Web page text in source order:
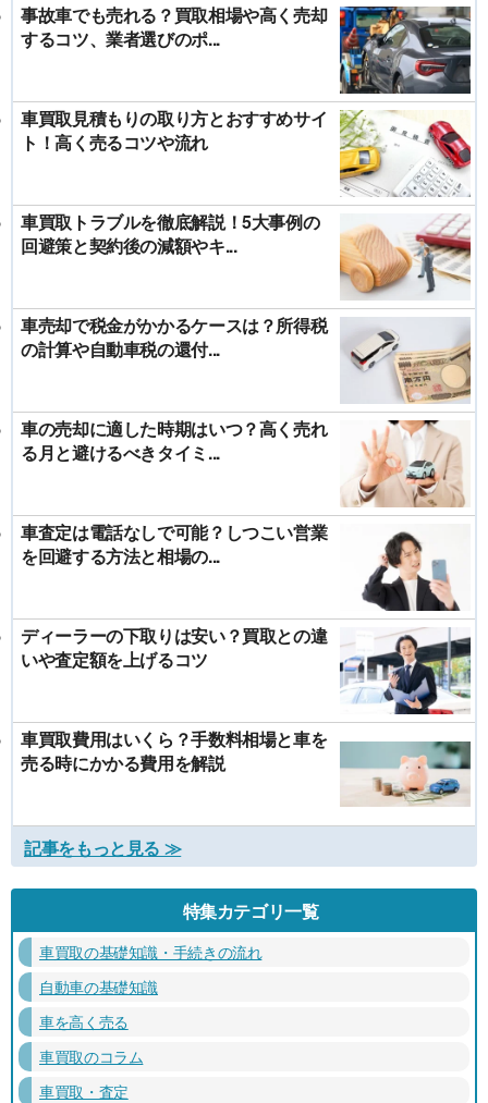
事故車でも売れる？買取相場や高く売却
するコツ、業者選びのポ...
車買取見積もりの取り方とおすすめサイ
ト！高く売るコツや流れ
車買取トラブルを徹底解説！5大事例の
回避策と契約後の減額やキ...
車売却で税金がかかるケースは？所得税
の計算や自動車税の還付...
車の売却に適した時期はいつ？高く売れ
る月と避けるべきタイミ...
車査定は電話なしで可能？しつこい営業
を回避する方法と相場の...
ディーラーの下取りは安い？買取との違
いや査定額を上げるコツ
車買取費用はいくら？手数料相場と車を
売る時にかかる費用を解説
記事をもっと見る ≫
特集カテゴリ一覧
車買取の基礎知識・手続きの流れ
自動車の基礎知識
車を高く売る
車買取のコラム
車買取・査定